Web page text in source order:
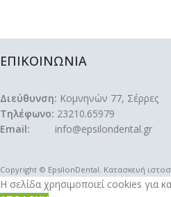
ΕΠΙΚΟΙΝΩΝΙΑ
Διεύθυνση: Κομνηνών 77, Σέρρες
Τηλέφωνο: 23210.65979
Email: info@epsilondental.gr
Copyright © EpsilonDental. Κατασκευή
Η σελίδα χρησιμοποιεί cookies για